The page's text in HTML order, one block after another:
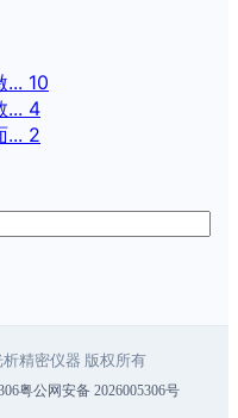
... 10
... 4
... 2
精密仪器 版权所有
粤公网安备 2026005306号